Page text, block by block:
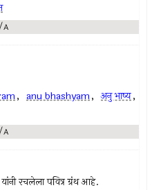
A
, anu bhashyam, अनु भाष्य,
A
यांनी रचलेला पवित्र ग्रंथ आहे.